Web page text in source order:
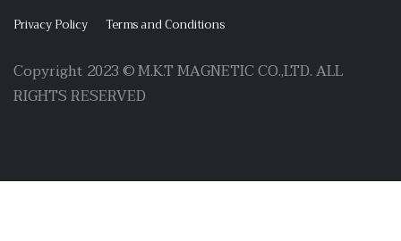
Privacy Policy Terms and Conditions
Copyright 2023 © M.K.T MAGNETIC CO.,LTD. ALL
RIGHTS RESERVED